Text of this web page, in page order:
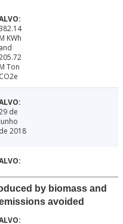
M KWh
and
M Ton
CO2e
de
junho
de 2018
by biomass and
avoided